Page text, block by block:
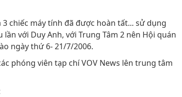
chiếc máy tính đã được hoàn tất... sử dụng
với Duy Anh, với Trung Tâm 2 nên Hội quán
ngày thứ 6- 21/7/2006.
phóng viên tạp chí VOV News lên trung tâm